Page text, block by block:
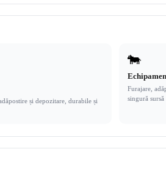
și depozitare, durabile și
🐄
Furajare,
singură sursă